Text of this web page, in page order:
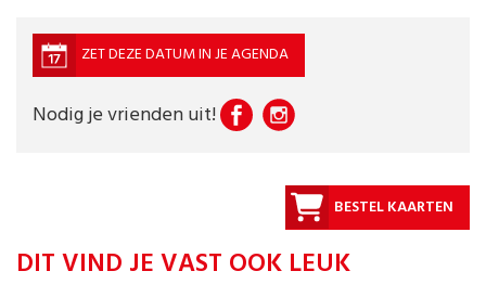
ZET DEZE DATUM IN JE AGENDA
Nodig je vrienden uit!
BESTEL KAARTEN
DIT VIND JE VAST OOK LEUK